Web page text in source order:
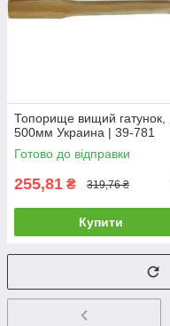
Топорище вищий гатунок,
500мм Украина | 39-781
Готово до відправки
255,81 ₴ 319,76 ₴
Купити